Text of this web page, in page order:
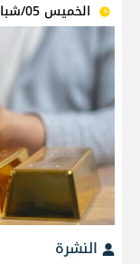
الخميس 05/شباط/2026 - 09:44 ص
النشرة